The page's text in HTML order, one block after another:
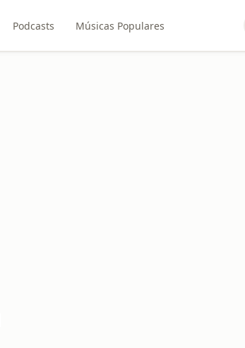
Podcasts Músicas Populares